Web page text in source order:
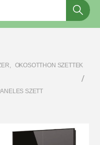
, OKOSOTTHON SZETTEK
SZETT